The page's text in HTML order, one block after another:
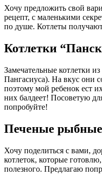
Хочу предложить свой
рецепт, с маленькими
по душе. Котлеты
Котлетки
Замечательные котлетки
Пангасиуса). На вкус они
поэтому мой ребенок ест
них балдеет! Посоветую
попробуйте!
Печеные
Хочу поделиться с вами,
котлеток, которые готовлю,
полезного. Предлагаю